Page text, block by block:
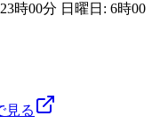
時00分 日曜日: 6時00
見る